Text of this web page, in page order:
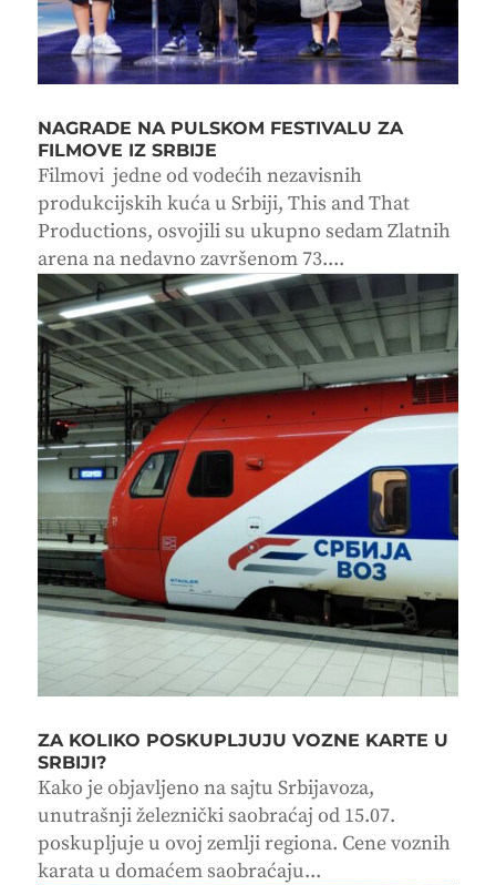
NAGRADE NA PULSKOM FESTIVALU ZA
FILMOVE IZ SRBIJE
Filmovi jedne od vodećih nezavisnih
produkcijskih kuća u Srbiji, This and That
Productions, osvojili su ukupno sedam Zlatnih
arena na nedavno završenom 73....
ZA KOLIKO POSKUPLJUJU VOZNE KARTE U
SRBIJI?
Kako je objavljeno na sajtu Srbijavoza,
unutrašnji železnički saobraćaj od 15.07.
poskupljuje u ovoj zemlji regiona. Cene voznih
karata u domaćem saobraćaju...